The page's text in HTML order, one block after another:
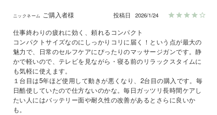
ご購入者様 投稿日 2026/1/24
仕事終わりの疲れに効く、頼れるコンパクト
コンパクトサイズなのにしっかりコリに届く！という点が最大の
魅力で、日常のセルフケアにぴったりのマッサージガンです。静
かで軽いので、テレビを見ながら・寝る前のリラックスタイムに
も気軽に使えます。
１台目は5年ほど使用して動きが悪くなり、2台目の購入です。毎
日酷使していたので仕方ないのかな。毎日ガッツリ長時間ケアし
たい人にはバッテリー面や耐久性の改善があるとさらに良いか
も。